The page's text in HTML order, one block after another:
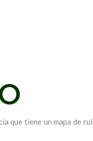
que tiene un mapa de